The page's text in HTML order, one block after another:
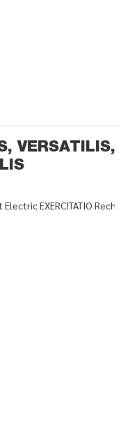
VERSATILIS,